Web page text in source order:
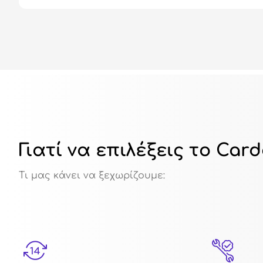
Γιατί να επιλέξεις το
Τι μας κάνει να ξεχωρίζουμε: